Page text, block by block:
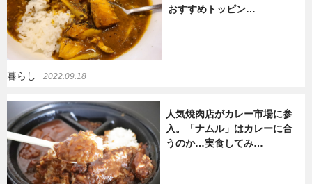
おすすめトッピン…
暮らし 2022.09.18
人気焼肉店がカレー市場に参
入。「ナムル」はカレーに合
うのか…実食してみ…